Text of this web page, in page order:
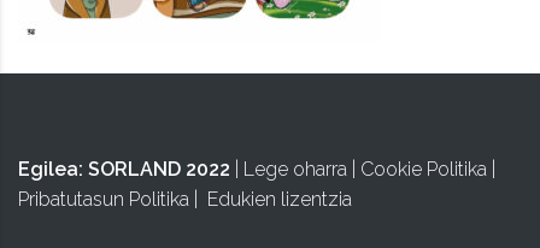
Egilea: SORLAND 2022 Lege oharra Cookie Politika
Pribatutasun Politika
Edukien lizentzia